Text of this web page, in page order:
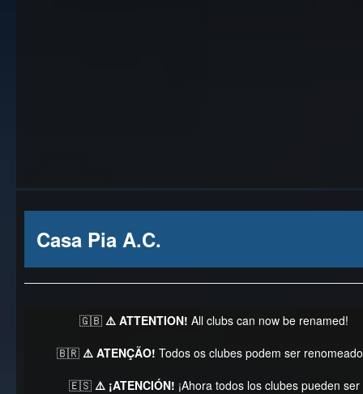
Casa Pia A.C.
🇬🇧 ⚠️ ATTENTION! All clubs can now be renamed!
🇧🇷 ⚠️ ATENÇÃO! Todos os clubes podem ser
🇪🇸 ⚠️ ¡ATENCIÓN! ¡Ahora todos los clubes pueden ser